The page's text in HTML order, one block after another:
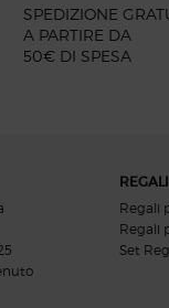
SPEDIZIONE
A PARTIRE DA
50€ DI SPESA
REGALI
Regali
Regali
Set